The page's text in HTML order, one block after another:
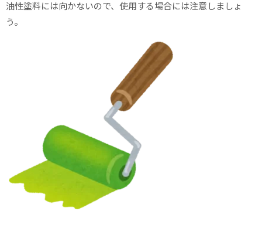
油性塗料には向かないので、使用する場合には注意しましょ
う。